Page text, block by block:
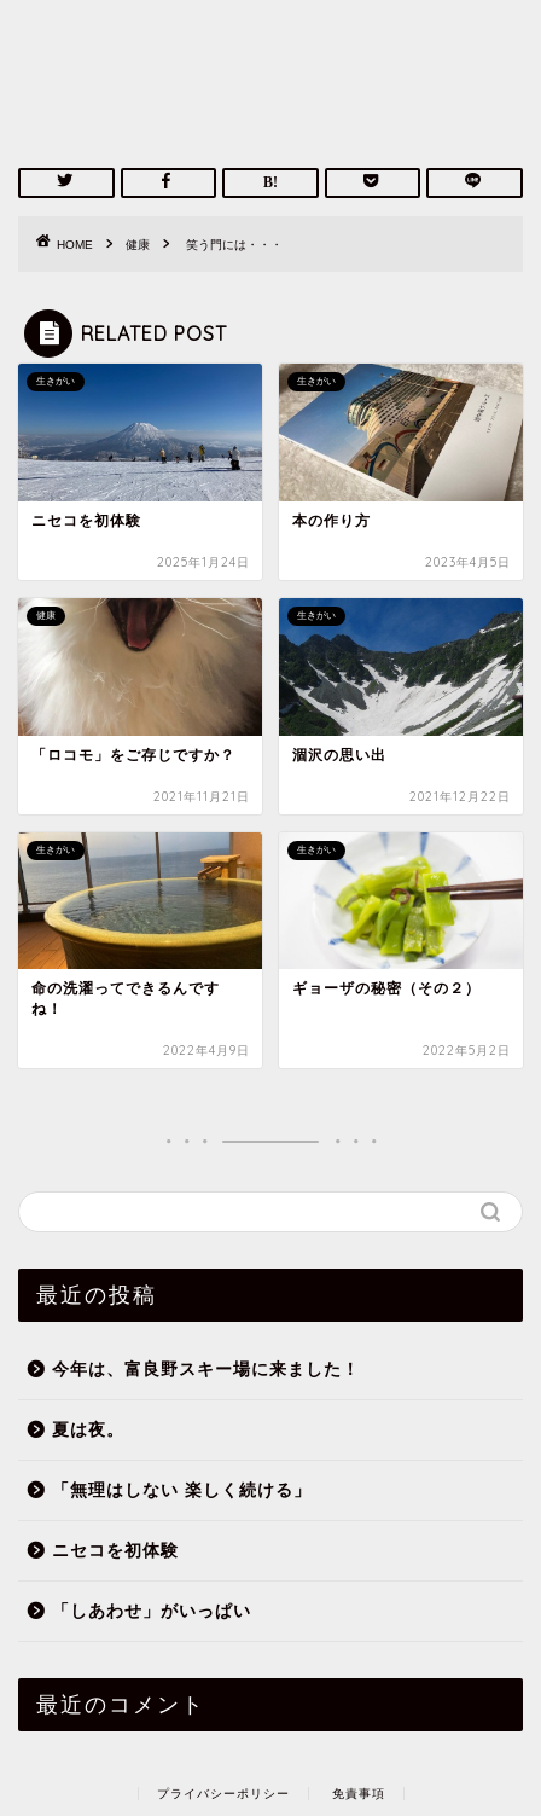
HOME 健康 笑う門には・・・
RELATED POST
生きがい
ニセコを初体験
2025年1月24日
生きがい
本の作り方
2023年4月5日
健康
「ロコモ」をご存じですか？
2021年11月21日
生きがい
涸沢の思い出
2021年12月22日
生きがい
命の洗濯ってできるんです
ね！
2022年4月9日
生きがい
ギョーザの秘密（その２）
2022年5月2日
最近の投稿
今年は、富良野スキー場に来ました！
夏は夜。
「無理はしない 楽しく続ける」
ニセコを初体験
「しあわせ」がいっぱい
最近のコメント
プライバシーポリシー 免責事項